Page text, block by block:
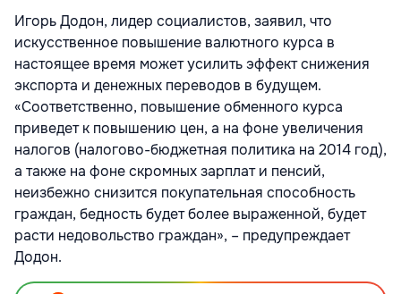
Игорь Додон, лидер социалистов, заявил, что
искусственное повышение валютного курса в
настоящее время может усилить эффект снижения
экспорта и денежных переводов в будущем.
«Соответственно, повышение обменного курса
приведет к повышению цен, а на фоне увеличения
налогов (налогово-бюджетная политика на 2014 год),
а также на фоне скромных зарплат и пенсий,
неизбежно снизится покупательная способность
граждан, бедность будет более выраженной, будет
расти недовольство граждан», – предупреждает
Додон.